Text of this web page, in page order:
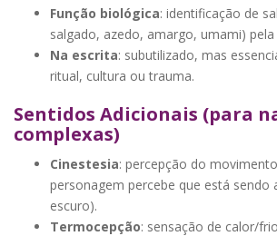
Função biológica: identificação de
salgado, azedo, amargo, umami) pela
Na escrita: subutilizado, mas
ritual, cultura ou trauma.
Sentidos Adicionais (para
complexas)
Cinestesia: percepção do
personagem percebe que está sendo
escuro).
Termocepção: sensação de calor/